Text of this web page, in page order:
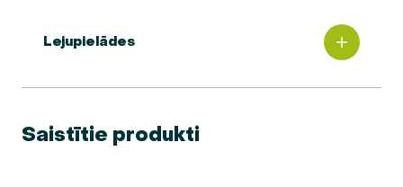
Lejupielādes
Saistītie produkti